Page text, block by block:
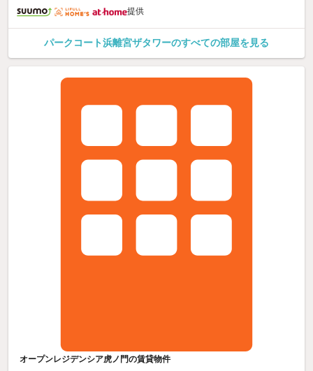
提供
パークコート浜離宮ザタワーのすべての部屋を見る
オープンレジデンシア虎ノ門の賃貸物件